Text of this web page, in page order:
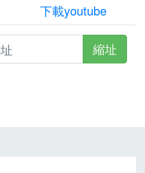
下載youtube
縮址